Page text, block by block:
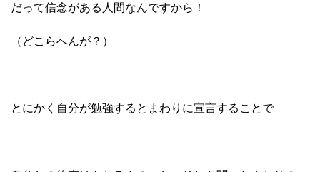
だって信念がある人間なんですから！
（どこらへんが？）
とにかく自分が勉強するとまわりに宣言することで